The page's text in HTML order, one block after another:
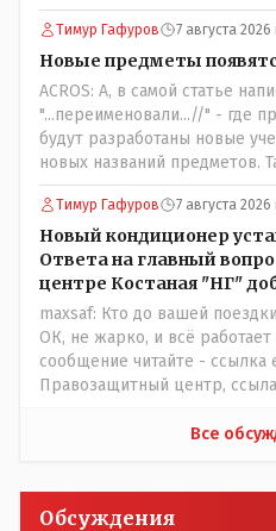
Вы считаете иначе?Ну тут
комментарий прозвучал на
трагедии, то есть 29 июля,
воду, и новые
температурный режим на
часть - информация до
информация после
Тимур Гафуров 7 августа 2026
Новые предметы
ACROS: А, в самой статье
"...переименовали...//" - где
будут разработаны новые
новых названий предметов.
Хоть и переименованные)
Тимур Гафуров 7 августа 2026
Новый кондиционер
Ответа на главный
центре Костаная "НГ"
maxsaf: Кто до вашей
ОК, не жарко, и всё
сообщение читайте - ссылка
Правозащитный центр,
прислали ему в виде
настоящему времени их
Все
Обсуждения